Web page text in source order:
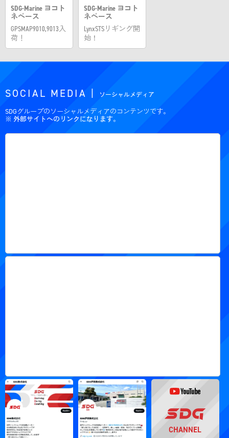
SDG-Marine ヨコト
ネベース
GPSMAP9010,9013入
荷！
SDG-Marine ヨコト
ネベース
LynxSTSリギング開
始！
SOCIAL MEDIA | ソーシャルメディア
SDGグループのソーシャルメディアのコンテンツです。
※ 外部サイトへのリンクになります。
CHANNEL